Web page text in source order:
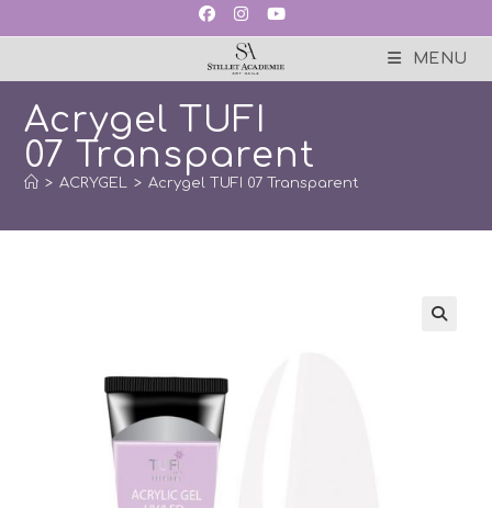
MENU
Acrygel TUFI
07 Transparent
> ACRYGEL > Acrygel TUFI 07 Transparent